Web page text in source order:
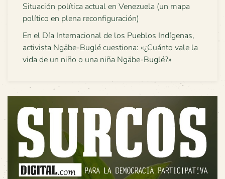
Situación política actual en Venezuela (un mapa
político en plena reconfiguración)
En el Día Internacional de los Pueblos Indígenas,
activista Ngäbe-Buglé cuestiona: «¿Cuánto vale la
vida de un niño o una niña Ngäbe-Buglé?»